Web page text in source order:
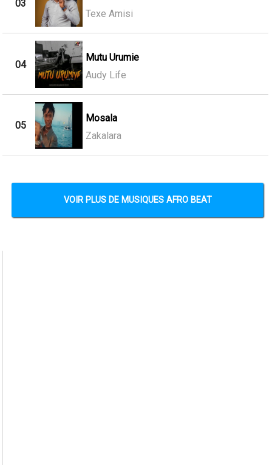
03
Texe Amisi
04
Mutu Urumie
Audy Life
05
Mosala
Zakalara
VOIR PLUS DE MUSIQUES AFRO BEAT